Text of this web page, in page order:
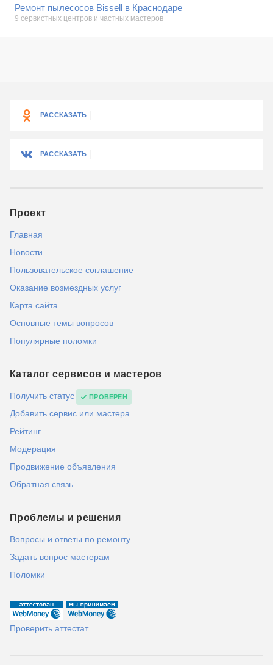
Ремонт пылесосов Bissell в Краснодаре
9 сервистных центров и частных мастеров
РАССКАЗАТЬ
РАССКАЗАТЬ
Проект
Главная
Новости
Пользовательское соглашение
Оказание возмездных услуг
Карта сайта
Основные темы вопросов
Популярные поломки
Каталог сервисов и мастеров
Получить статус ПРОВЕРЕН
Добавить сервис или мастера
Рейтинг
Модерация
Продвижение объявления
Обратная связь
Проблемы и решения
Вопросы и ответы по ремонту
Задать вопрос мастерам
Поломки
Проверить аттестат